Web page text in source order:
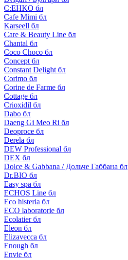
C:EHKO бл
Cafe Mimi бл
Karseell бл
Care & Beauty Line бл
Chantal бл
Coco Choco бл
Concept бл
Constant Delight бл
Corimo бл
Corine de Farme бл
Cottage бл
Crioxidil бл
Dabo бл
Daeng Gi Meo Ri бл
Deoproce бл
Derela бл
DEW Professional бл
DEX бл
Dolce & Gabbana / Дольче Габбана бл
Dr.BIO бл
Easy spa бл
ECHOS Line бл
Eco histeria бл
ECO laboratorie бл
Ecolatier бл
Eleon бл
Elizavecca бл
Enough бл
Envie бл